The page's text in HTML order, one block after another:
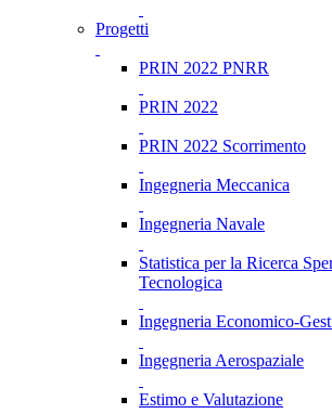
Progetti
PRIN 2022 PNRR
PRIN 2022
PRIN 2022 Scorrimento
Ingegneria Meccanica
Ingegneria Navale
Statistica per la Ricerca
Tecnologica
Ingegneria Economico-
Ingegneria Aerospaziale
Estimo e Valutazione